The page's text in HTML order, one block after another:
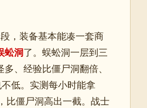
，装备基本能凑一套商
蚣洞了。蜈蚣洞一层到三
、经验比僵尸洞翻倍、
低。实测每小时能拿
比僵尸洞高出一截。战士